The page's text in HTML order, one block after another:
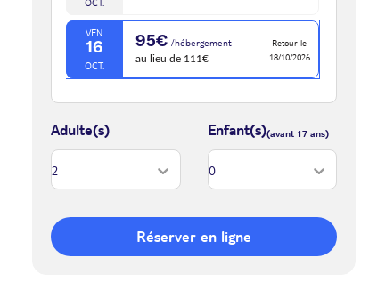
VEN.
16
OCT.
95€ /hébergement
au lieu de 111€
Retour le
18/10/2026
Adulte(s) Enfant(s)
Réserver en ligne